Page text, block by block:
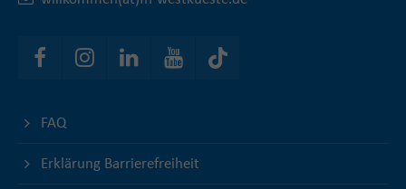
FAQ
Erklärung Barrierefreiheit